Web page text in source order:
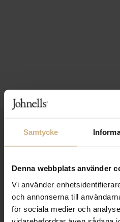
Samtycke
Denna webbplats använder
Vi använder
och annonserna till
för sociala medier och
1-3
SAMLA BONUS I